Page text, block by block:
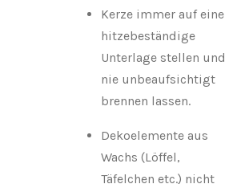
Kerze immer auf eine
hitzebeständige
Unterlage stellen und
nie unbeaufsichtigt
brennen lassen.
Dekoelemente aus
Wachs (Löffel,
Täfelchen etc.) nicht